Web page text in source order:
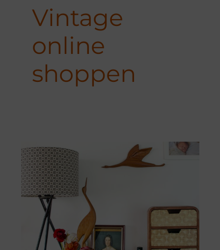
Vintage
online
shoppen